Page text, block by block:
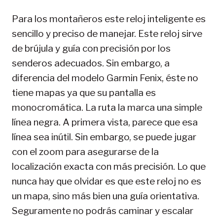
Para los montañeros este reloj inteligente es
sencillo y preciso de manejar. Este reloj sirve
de brújula y guía con precisión por los
senderos adecuados. Sin embargo, a
diferencia del modelo Garmin Fenix, éste no
tiene mapas ya que su pantalla es
monocromática. La ruta la marca una simple
línea negra. A primera vista, parece que esa
línea sea inútil. Sin embargo, se puede jugar
con el zoom para asegurarse de la
localización exacta con más precisión. Lo que
nunca hay que olvidar es que este reloj no es
un mapa, sino más bien una guía orientativa.
Seguramente no podrás caminar y escalar